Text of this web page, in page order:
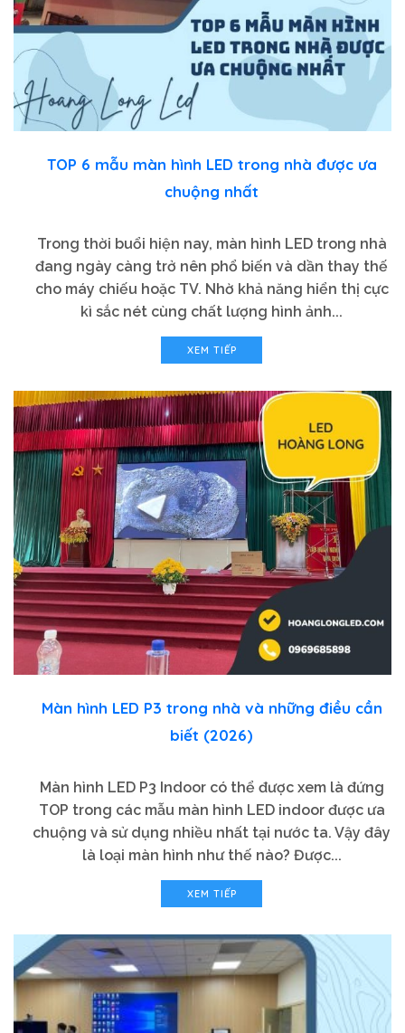
TOP 6 mẫu màn hình LED trong nhà được ưa
chuộng nhất
Trong thời buổi hiện nay, màn hình LED trong nhà
đang ngày càng trở nên phổ biến và dần thay thế
cho máy chiếu hoặc TV. Nhờ khả năng hiển thị cực
kì sắc nét cùng chất lượng hình ảnh...
XEM TIẾP
Màn hình LED P3 trong nhà và những điều cần
biết (2026)
Màn hình LED P3 Indoor có thể được xem là đứng
TOP trong các mẫu màn hình LED indoor được ưa
chuộng và sử dụng nhiều nhất tại nước ta. Vậy đây
là loại màn hình như thế nào? Được...
XEM TIẾP